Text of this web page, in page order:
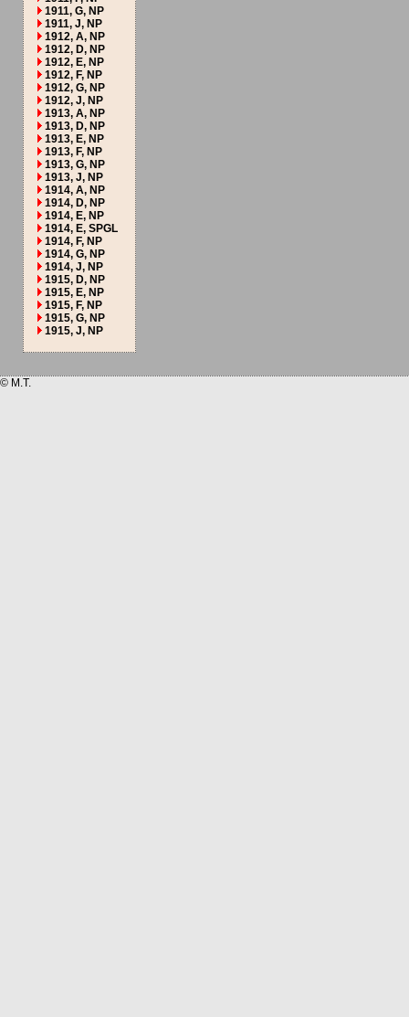
1911, G, NP
1911, J, NP
1912, A, NP
1912, D, NP
1912, E, NP
1912, F, NP
1912, G, NP
1912, J, NP
1913, A, NP
1913, D, NP
1913, E, NP
1913, F, NP
1913, G, NP
1913, J, NP
1914, A, NP
1914, D, NP
1914, E, NP
1914, E, SPGL
1914, F, NP
1914, G, NP
1914, J, NP
1915, D, NP
1915, E, NP
1915, F, NP
1915, G, NP
1915, J, NP
© M.T.